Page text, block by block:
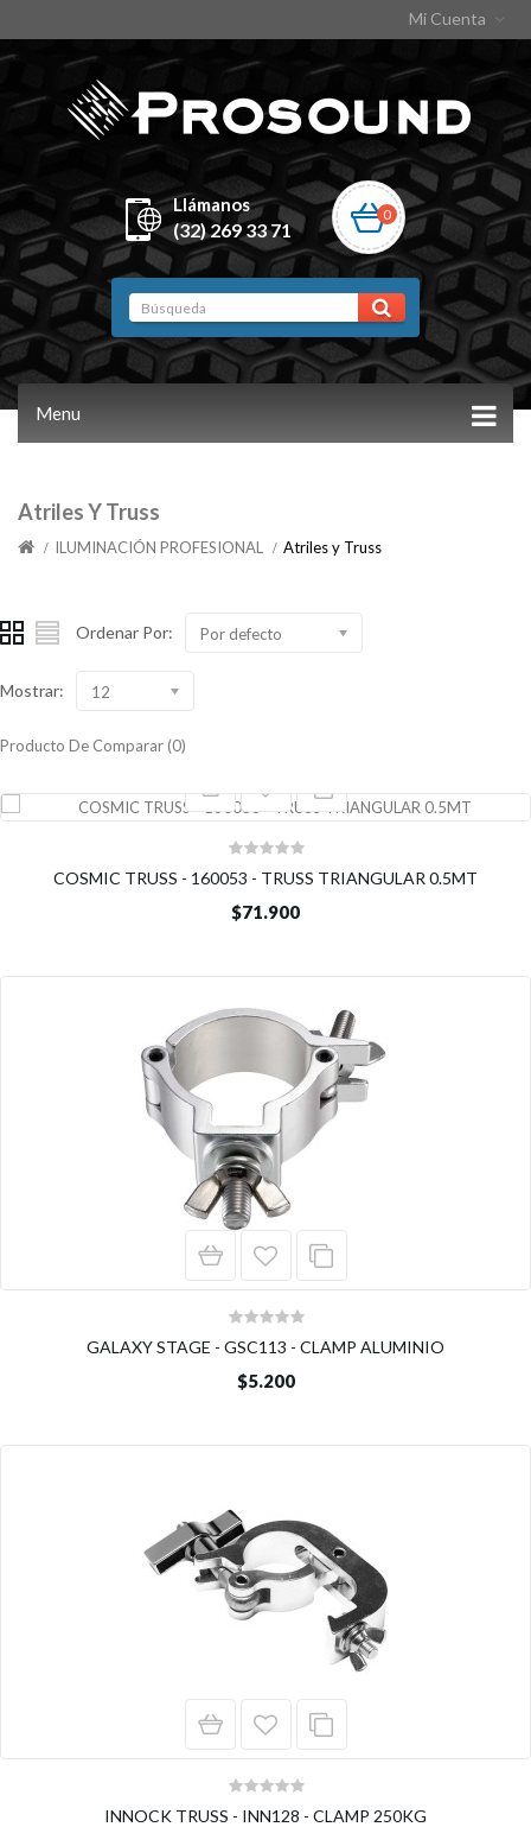
Mi Cuenta
Llámanos
(32) 269 33 71
0
Menu
Atriles Y Truss
ILUMINACIÓN PROFESIONAL Atriles y Truss
Ordenar Por: Por defecto
Mostrar: 12
Producto De Comparar (0)
COSMIC TRUSS - 160053 - TRUSS TRIANGULAR 0.5MT
$71.900
GALAXY STAGE - GSC113 - CLAMP ALUMINIO
$5.200
INNOCK TRUSS - INN128 - CLAMP 250KG